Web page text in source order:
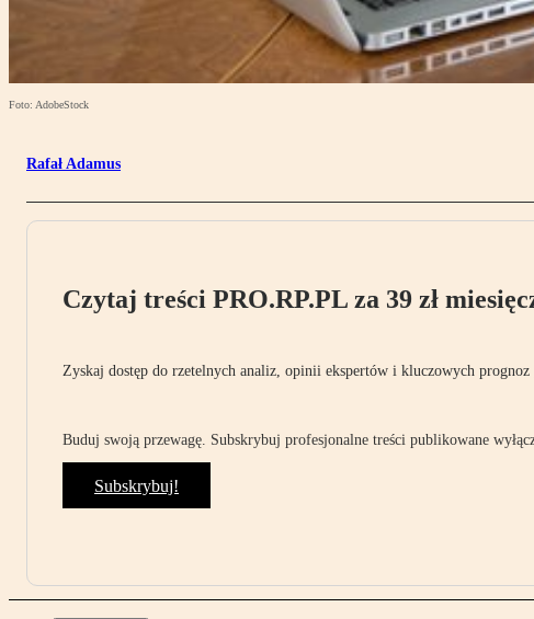
Foto: AdobeStock
Rafał Adamus
Czytaj treści PRO.RP.PL za 39 zł
Zyskaj dostęp do rzetelnych analiz, opinii ekspertów i kluczowych prognoz
Buduj swoją przewagę. Subskrybuj profesjonalne treści publikowane
Subskrybuj!